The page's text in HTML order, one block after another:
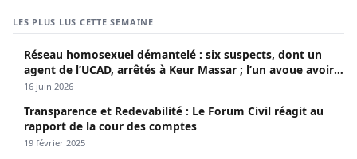
LES PLUS LUS CETTE SEMAINE
Réseau homosexuel démantelé : six suspects, dont un
agent de l’UCAD, arrêtés à Keur Massar ; l’un avoue avoir
propagé le VIH depuis 2018
16 juin 2026
Transparence et Redevabilité : Le Forum Civil réagit au
rapport de la cour des comptes
19 février 2025